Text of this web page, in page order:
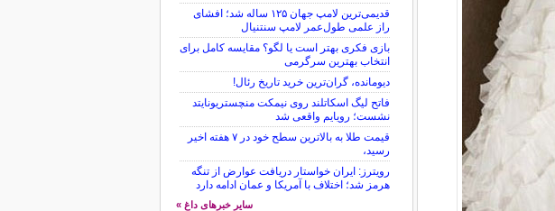
قدیمی‌ترین لامپ جهان ۱۲۵ ساله شد؛ افشای
راز علمی طول‌عمر لامپ سنتنیال
بازی فکری بهتر است یا لگو؟ مقایسه کامل برای
انتخاب بهترین سرگرمی
دیومانده، گران‌ترین خرید تاریخ رئال!
فاتح لیگ اسکاتلند روی نیمکت منچستریونایتد
نشست؛ رویایم واقعی شد
قیمت طلا به بالاترین سطح خود در ۷ هفته اخیر
رسید،
رویترز: ایران خواستار دریافت عوارض از تنگه
هرمز شد؛ اختلاف با آمریکا و عمان ادامه دارد
سایر خبرهای داغ »